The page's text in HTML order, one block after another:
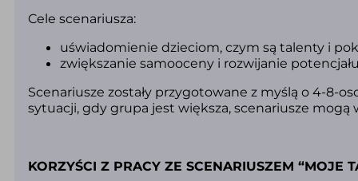
Cele scenariusza:
uświadomienie dzieciom, czym są talenty i
zwiększanie samooceny i rozwijanie
Scenariusze zostały przygotowane z myślą o 4-8-
sytuacji, gdy grupa jest większa, scenariusze
KORZYŚCI Z PRACY ZE SCENARIUSZEM “MOJE